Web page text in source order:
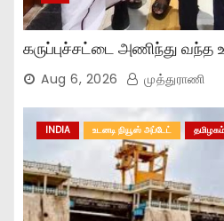
கருப்புச்சட்டை அணிந்து வந்த
Aug 6, 2026 முத்துராணி
INDIA உடனடி நியூஸ் அப்டேட் தமிழகம்